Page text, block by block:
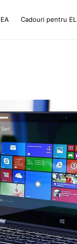
Cadouri pentru EL